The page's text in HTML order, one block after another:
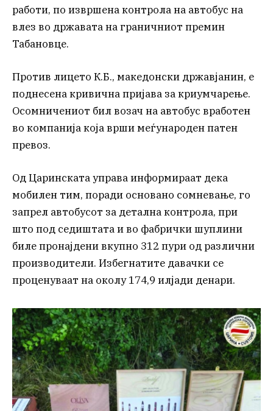
работи, по извршена контрола на автобус на
влез во државата на граничниот премин
Табановце.
Против лицето К.Б., македонски државјанин, е
поднесена кривична пријава за криумчарење.
Осомничениот бил возач на автобус вработен
во компанија која врши меѓународен патен
превоз.
Од Царинската управа информираат дека
мобилен тим, поради основано сомневање, го
запрел автобусот за детална контрола, при
што под седиштата и во фабрички шуплини
биле пронајдени вкупно 312 пури од различни
производители. Избегнатите давачки се
проценуваат на околу 174,9 илјади денари.